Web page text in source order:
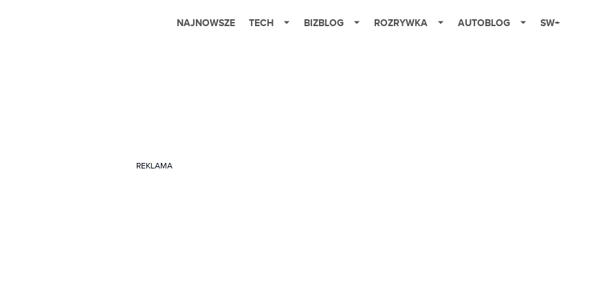
NAJNOWSZE TECH BIZBLOG ROZRYWKA AUTOBLOG SW+
REKLAMA